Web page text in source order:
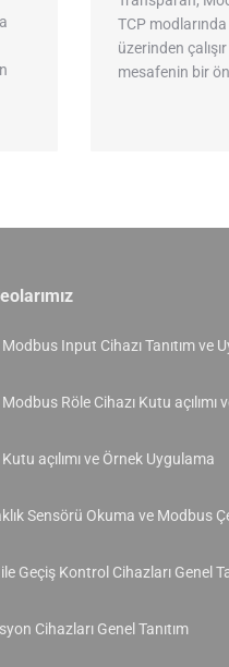
TCP
üzerinden
mesafenin bir
Input Cihazı Tanıtım ve
Röle Cihazı Kutu açılımı
açılımı ve Örnek Uygulama
Sensörü Okuma ve Modbus
Geçiş Kontrol Cihazları Genel
Cihazları Genel Tanıtım